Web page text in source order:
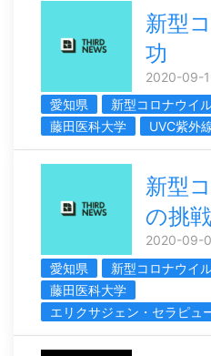
新型
功
2020-09-
愛知県
新型コロナウイ
藤田医科大学
UVC紫外
新型
の挑戦
2020-09-
愛知県
新型コロナウイ
藤田医科大学
エリクサジェン・セラピュ